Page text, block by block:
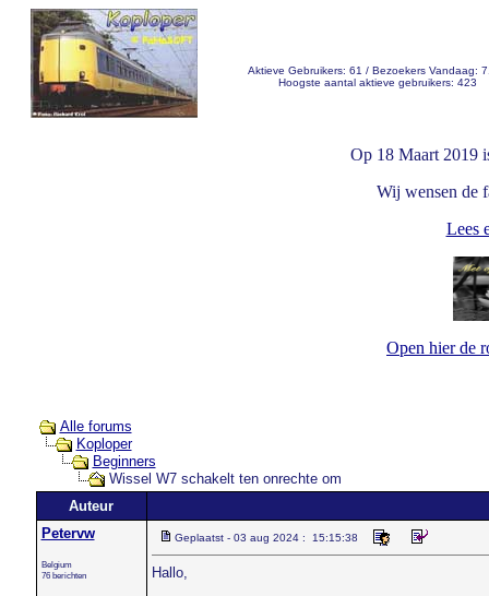
Aktieve Gebruikers: 61 / Bezoekers Vandaag:
Hoogste aantal aktieve gebruikers: 423
Op 18 Maart 2019
Wij wensen de
Lees
Open hier de
Alle forums
Koploper
Beginners
Wissel W7 schakelt ten onrechte om
Auteur
Petervw
Belgium
76 berichten
Geplaatst - 03 aug 2024 : 15:15:38
Hallo,